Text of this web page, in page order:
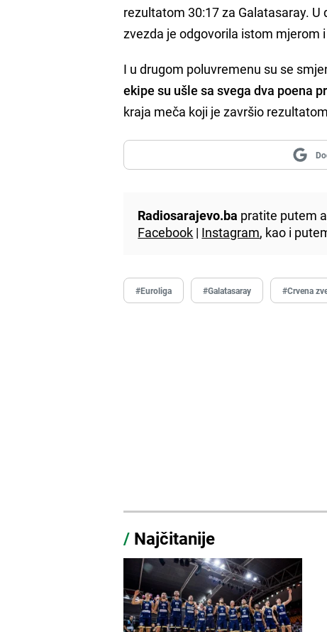
rezultatom 30:17 za Galatasaray.
zvezda je odgovorila istom mjerom
I u drugom poluvremenu su se
ekipe su ušle sa svega dva poena
kraja meča koji je završio
Radiosarajevo.ba pratite putem
Facebook | Instagram, kao i
#Euroliga #Galatasaray #Crvena
/ Najčitanije